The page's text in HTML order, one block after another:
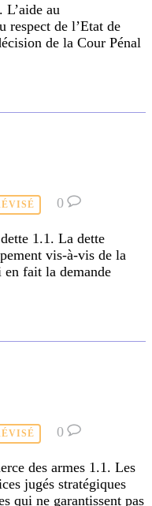
au
respect de l’Etat de
de la Cour Pénal
0
1.1. La dette
vis-à-vis de la
en fait la demande
0
des armes 1.1. Les
jugés stratégiques
qui ne garantissent pas